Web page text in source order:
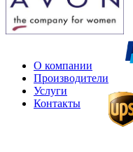
О компании
Производители
Услуги
Контакты